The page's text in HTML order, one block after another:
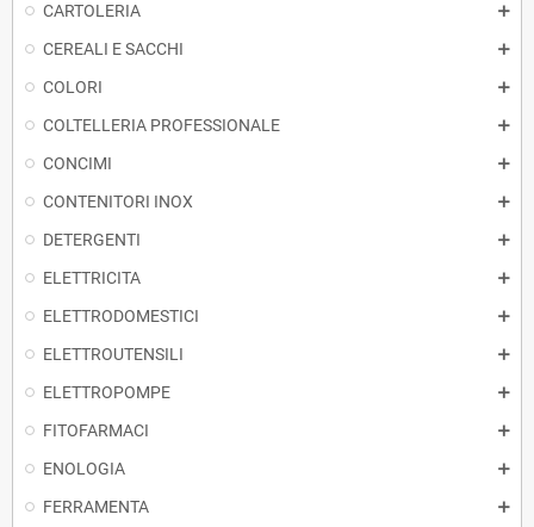
CARTOLERIA
CEREALI E SACCHI
COLORI
COLTELLERIA PROFESSIONALE
CONCIMI
CONTENITORI INOX
DETERGENTI
ELETTRICITA
ELETTRODOMESTICI
ELETTROUTENSILI
ELETTROPOMPE
FITOFARMACI
ENOLOGIA
FERRAMENTA